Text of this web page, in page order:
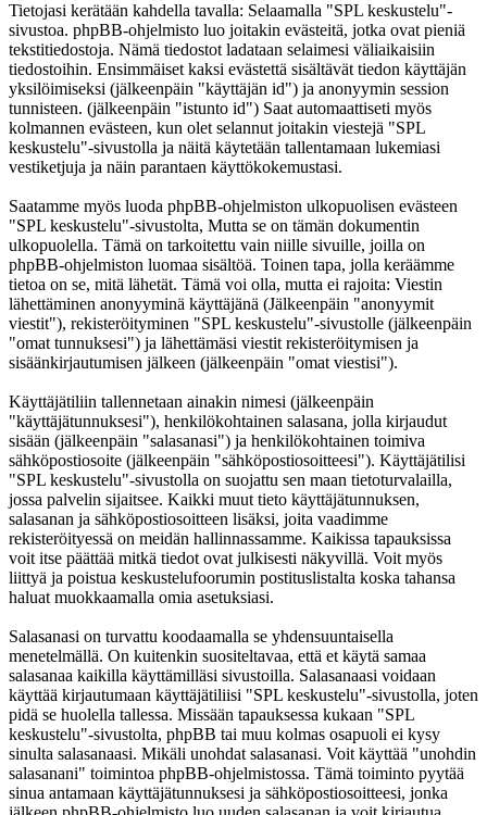
Tietojasi kerätään kahdella tavalla: Selaamalla "SPL keskustelu"-
sivustoa. phpBB-ohjelmisto luo joitakin evästeitä, jotka ovat pieniä
tekstitiedostoja. Nämä tiedostot ladataan selaimesi väliaikaisiin
tiedostoihin. Ensimmäiset kaksi evästettä sisältävät tiedon käyttäjän
yksilöimiseksi (jälkeenpäin "käyttäjän id") ja anonyymin session
tunnisteen. (jälkeenpäin "istunto id") Saat automaattiseti myös
kolmannen evästeen, kun olet selannut joitakin viestejä "SPL
keskustelu"-sivustolla ja näitä käytetään tallentamaan lukemiasi
vestiketjuja ja näin parantaen käyttökokemustasi.
Saatamme myös luoda phpBB-ohjelmiston ulkopuolisen evästeen
"SPL keskustelu"-sivustolta, Mutta se on tämän dokumentin
ulkopuolella. Tämä on tarkoitettu vain niille sivuille, joilla on
phpBB-ohjelmiston luomaa sisältöä. Toinen tapa, jolla keräämme
tietoa on se, mitä lähetät. Tämä voi olla, mutta ei rajoita: Viestin
lähettäminen anonyyminä käyttäjänä (Jälkeenpäin "anonyymit
viestit"), rekisteröityminen "SPL keskustelu"-sivustolle (jälkeenpäin
"omat tunnuksesi") ja lähettämäsi viestit rekisteröitymisen ja
sisäänkirjautumisen jälkeen (jälkeenpäin "omat viestisi").
Käyttäjätiliin tallennetaan ainakin nimesi (jälkeenpäin
"käyttäjätunnuksesi"), henkilökohtainen salasana, jolla kirjaudut
sisään (jälkeenpäin "salasanasi") ja henkilökohtainen toimiva
sähköpostiosoite (jälkeenpäin "sähköpostiosoitteesi"). Käyttäjätilisi
"SPL keskustelu"-sivustolla on suojattu sen maan tietoturvalailla,
jossa palvelin sijaitsee. Kaikki muut tieto käyttäjätunnuksen,
salasanan ja sähköpostiosoitteen lisäksi, joita vaadimme
rekisteröityessä on meidän hallinnassamme. Kaikissa tapauksissa
voit itse päättää mitkä tiedot ovat julkisesti näkyvillä. Voit myös
liittyä ja poistua keskustelufoorumin postituslistalta koska tahansa
haluat muokkaamalla omia asetuksiasi.
Salasanasi on turvattu koodaamalla se yhdensuuntaisella
menetelmällä. On kuitenkin suositeltavaa, että et käytä samaa
salasanaa kaikilla käyttämilläsi sivustoilla. Salasanaasi voidaan
käyttää kirjautumaan käyttäjätiliisi "SPL keskustelu"-sivustolla, joten
pidä se huolella tallessa. Missään tapauksessa kukaan "SPL
keskustelu"-sivustolta, phpBB tai muu kolmas osapuoli ei kysy
sinulta salasanaasi. Mikäli unohdat salasanasi. Voit käyttää "unohdin
salasanani" toimintoa phpBB-ohjelmistossa. Tämä toiminto pyytää
sinua antamaan käyttäjätunnuksesi ja sähköpostiosoitteesi, jonka